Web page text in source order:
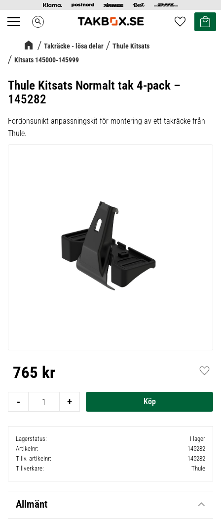
Meny search Favoriter
Kundvagn
Takräcke - lösa delar
Thule Kitsats
Kitsats 145000-145999
Thule Kitsats Normalt tak 4-pack –
145282
Fordonsunikt anpassningskit för montering av ett takräcke från
Thule.
765 kr
+
-
Lagerstatus
I lager
Artikelnr
145282
Tillv. artikelnr
145282
Tillverkare
Thule
Allmänt